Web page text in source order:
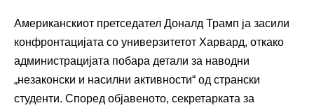
Американскиот претседател Доналд Трамп ја засили
конфронтацијата со универзитетот Харвард, откако
администрацијата побара детали за наводни
„незаконски и насилни активности“ од странски
студенти. Според објавеното, секретарката за